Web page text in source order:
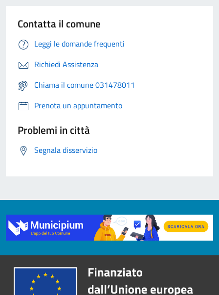
Contatta il comune
Leggi le domande frequenti
Richiedi Assistenza
Chiama il comune 031478011
Prenota un appuntamento
Problemi in città
Segnala disservizio